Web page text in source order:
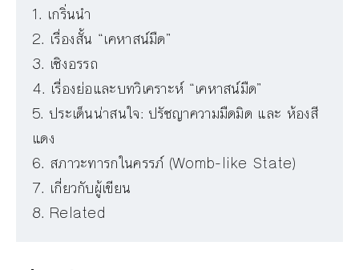
เกริ่นนำ
เรื่องสั้น “เคหาสน์มืด”
เชิงอรรถ
เรื่องย่อและบทวิเคราะห์ “เคหาสน์มืด”
ประเด็นน่าสนใจ: ปรัชญาความมืดมิด และ ห้องสี
แดง
สภาวะทารกในครรภ์ (Womb-like State)
เกี่ยวกับผู้เขียน
Related